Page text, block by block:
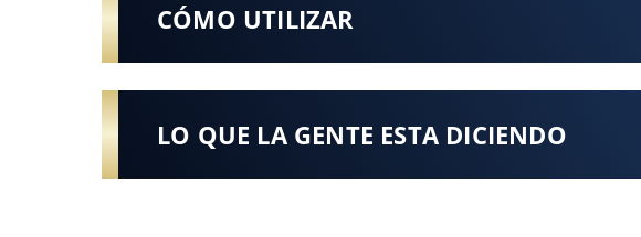
CÓMO UTILIZAR
LO QUE LA GENTE ESTA DICIENDO